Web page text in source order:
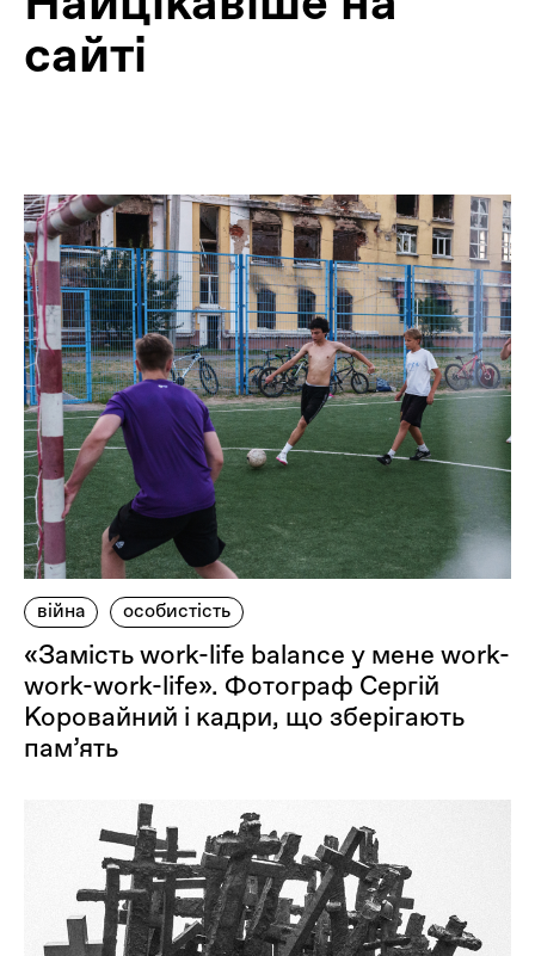
сайтi
війна особистість
«Замість work-life balance у мене work-
work-work-life». Фотограф Сергій
Коровайний і кадри, що зберігають
пам’ять